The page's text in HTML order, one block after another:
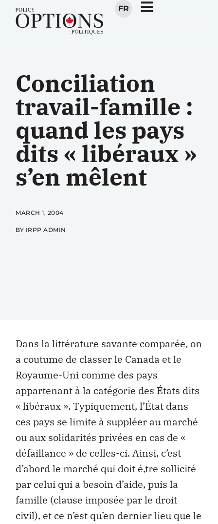
FR
Conciliation
travail-famille :
quand les pays
dits « libéraux »
s’en mêlent
MARCH 1, 2004
BY IRPP ADMIN
Dans la littérature savante comparée, on
a coutume de classer le Canada et le
Royaume-Uni comme des pays
appartenant à la catégorie des États dits
« libéraux ». Typiquement, l’État dans
ces pays se limite à suppléer au marché
ou aux solidarités privées en cas de «
défaillance » de celles-ci. Ainsi, c’est
d’abord le marché qui doit é‚tre sollicité
par celui qui a besoin d’aide, puis la
famille (clause imposée par le droit
civil), et ce n’est qu’en dernier lieu que le